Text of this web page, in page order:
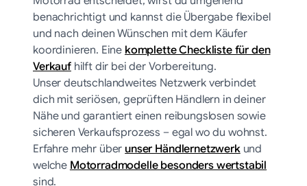
benachrichtigt und kannst die Übergabe flexibel
und nach deinen Wünschen mit dem Käufer
koordinieren. Einekomplette Checkliste für den
Verkaufhilft dir bei der Vorbereitung.
Unser deutschlandweites Netzwerk verbindet
dich mit seriösen, geprüften Händlern in deiner
Nähe und garantiert einen reibungslosen sowie
sicheren Verkaufsprozess – egal wo du wohnst.
Erfahre mehr überunser Händlernetzwerkund
welcheMotorradmodelle besonders wertstabil
sind.